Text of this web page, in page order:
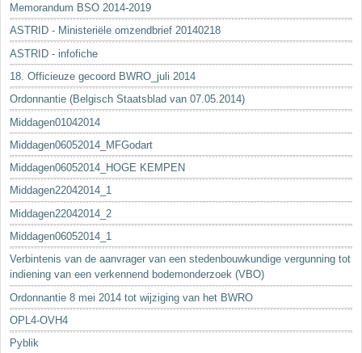
Memorandum BSO 2014-2019
ASTRID - Ministeriële omzendbrief 20140218
ASTRID - infofiche
18. Officieuze gecoord BWRO_juli 2014
Ordonnantie (Belgisch Staatsblad van 07.05.2014)
Middagen01042014
Middagen06052014_MFGodart
Middagen06052014_HOGE KEMPEN
Middagen22042014_1
Middagen22042014_2
Middagen06052014_1
Verbintenis van de aanvrager van een stedenbouwkundige vergunning tot
indiening van een verkennend bodemonderzoek (VBO)
Ordonnantie 8 mei 2014 tot wijziging van het BWRO
OPL4-OVH4
Pyblik